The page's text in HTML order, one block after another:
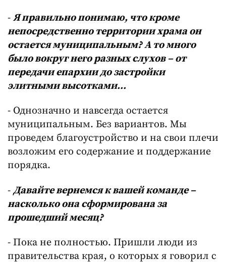
- Я правильно понимаю, что кроме
непосредственно территории храма он
остается муниципальным? А то много
было вокруг него разных слухов – от
передачи епархии до застройки
элитными высотками…
- Однозначно и навсегда остается
муниципальным. Без вариантов. Мы
проведем благоустройство и на свои плечи
возложим его содержание и поддержание
порядка.
- Давайте вернемся к вашей команде –
насколько она сформирована за
прошедший месяц?
- Пока не полностью. Пришли люди из
правительства края, о которых я говорил с